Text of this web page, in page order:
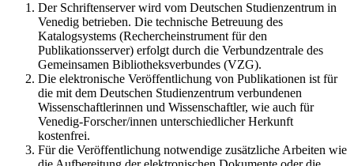
Der Schriftenserver wird vom Deutschen Studienzentrum in
Venedig betrieben. Die technische Betreuung des
Katalogsystems (Rechercheinstrument für den
Publikationsserver) erfolgt durch die Verbundzentrale des
Gemeinsamen Bibliotheksverbundes (VZG).
Die elektronische Veröffentlichung von Publikationen ist für
die mit dem Deutschen Studienzentrum verbundenen
Wissenschaftlerinnen und Wissenschaftler, wie auch für
Venedig-Forscher/innen unterschiedlicher Herkunft
kostenfrei.
Für die Veröffentlichung notwendige zusätzliche Arbeiten wie